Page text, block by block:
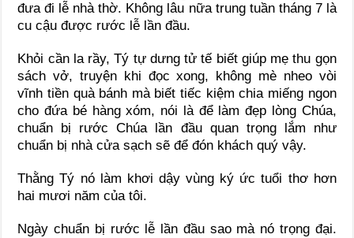
đưa đi lễ nhà thờ. Không lâu nữa trung tuần tháng 7 là
cu cậu được rước lễ lần đầu.
Khỏi cần la rầy, Tý tự dưng tử tế biết giúp mẹ thu gọn
sách vở, truyện khi đọc xong, không mè nheo vòi
vĩnh tiền quà bánh mà biết tiếc kiệm chia miếng ngon
cho đứa bé hàng xóm, nói là để làm đẹp lòng Chúa,
chuẩn bị rước Chúa lần đầu quan trọng lắm như
chuẩn bị nhà cửa sạch sẽ để đón khách quý vậy.
Thằng Tý nó làm khơi dậy vùng ký ức tuổi thơ hơn
hai mươi năm của tôi.
Ngày chuẩn bị rước lễ lần đầu sao mà nó trọng đại.